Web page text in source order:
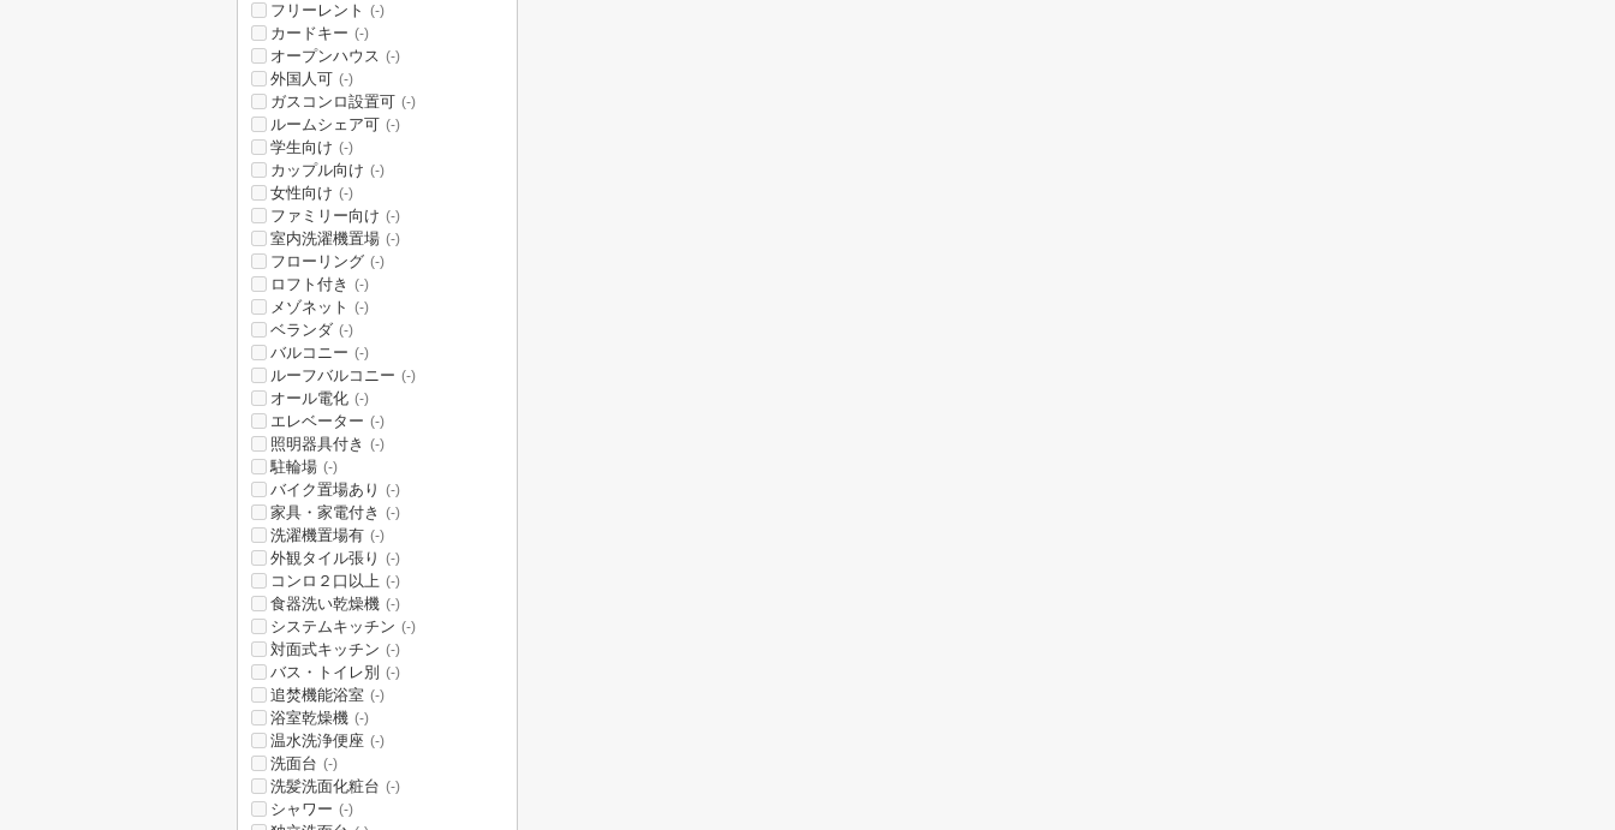
フリーレント (-)
カードキー (-)
オープンハウス (-)
外国人可 (-)
ガスコンロ設置可 (-)
ルームシェア可 (-)
学生向け (-)
カップル向け (-)
女性向け (-)
ファミリー向け (-)
室内洗濯機置場 (-)
フローリング (-)
ロフト付き (-)
メゾネット (-)
ベランダ (-)
バルコニー (-)
ルーフバルコニー (-)
オール電化 (-)
エレベーター (-)
照明器具付き (-)
駐輪場 (-)
バイク置場あり (-)
家具・家電付き (-)
洗濯機置場有 (-)
外観タイル張り (-)
コンロ２口以上 (-)
食器洗い乾燥機 (-)
システムキッチン (-)
対面式キッチン (-)
バス・トイレ別 (-)
追焚機能浴室 (-)
浴室乾燥機 (-)
温水洗浄便座 (-)
洗面台 (-)
洗髪洗面化粧台 (-)
シャワー (-)